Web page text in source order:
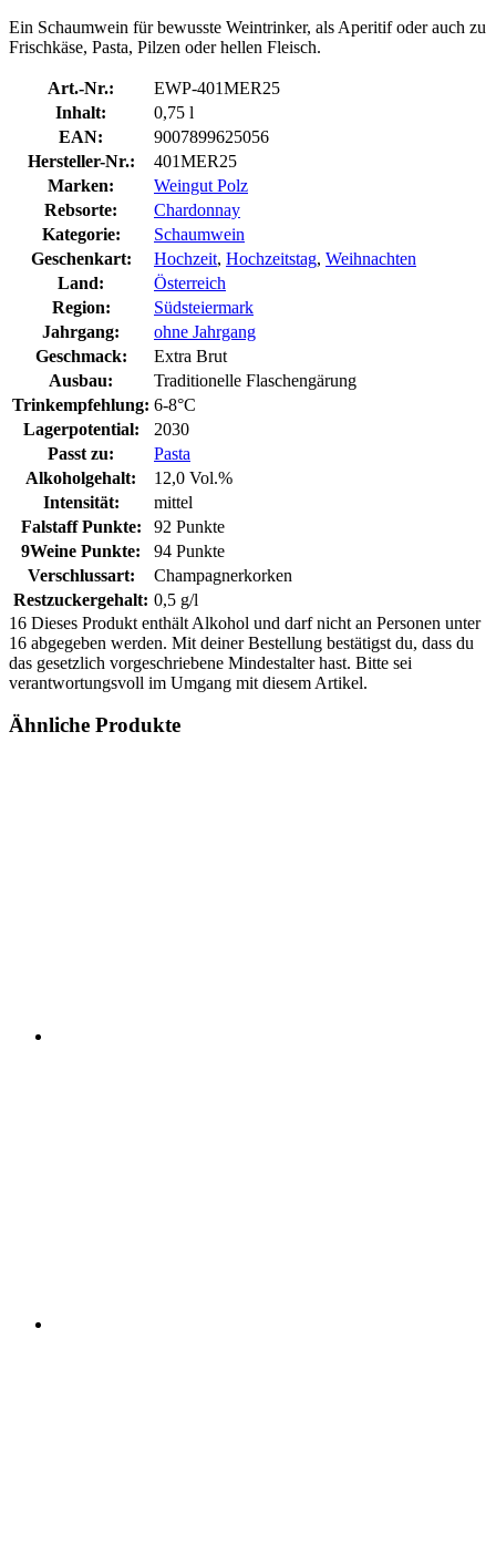
Ein Schaumwein für bewusste Weintrinker, als Aperitif oder auch zu
Frischkäse, Pasta, Pilzen oder hellen Fleisch.
Art.-Nr.:
EWP-401MER25
Inhalt:
0,75 l
EAN:
9007899625056
Hersteller-Nr.:
401MER25
Marken:
Weingut Polz
Rebsorte:
Chardonnay
Kategorie:
Schaumwein
Geschenkart:
Hochzeit, Hochzeitstag, Weihnachten
Land:
Österreich
Region:
Südsteiermark
Jahrgang:
ohne Jahrgang
Geschmack:
Extra Brut
Ausbau:
Traditionelle Flaschengärung
Trinkempfehlung: 6-8°C
Lagerpotential:
2030
Passt zu:
Pasta
Alkoholgehalt:
12,0 Vol.%
Intensität:
mittel
Falstaff Punkte:
92 Punkte
9Weine Punkte:
94 Punkte
Verschlussart:
Champagnerkorken
Restzuckergehalt: 0,5 g/l
16 Dieses Produkt enthält Alkohol und darf nicht an Personen unter
16 abgegeben werden. Mit deiner Bestellung bestätigst du, dass du
das gesetzlich vorgeschriebene Mindestalter hast. Bitte sei
verantwortungsvoll im Umgang mit diesem Artikel.
Ähnliche Produkte